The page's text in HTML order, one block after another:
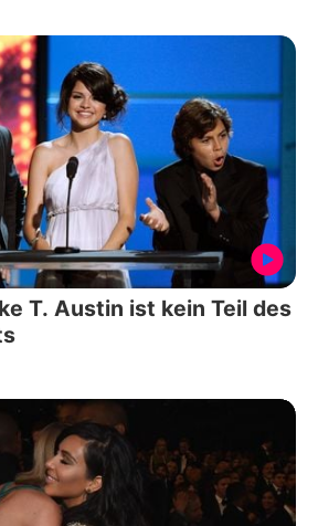
T. Austin ist kein Teil des